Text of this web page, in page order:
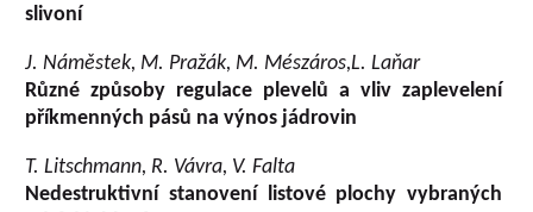
slivoní
J. Náměstek, M. Pražák, M. Mészáros,L. Laňar
Různé způsoby regulace plevelů a vliv zaplevelení
příkmenných pásů na výnos jádrovin
T. Litschmann, R. Vávra, V. Falta
Nedestruktivní stanovení listové plochy vybraných